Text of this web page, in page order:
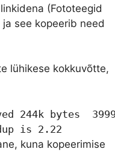
(Fototeegid
see kopeerib need
lühikese kokkuvõtte,
244k bytes
is 2.22
kuna kopeerimise